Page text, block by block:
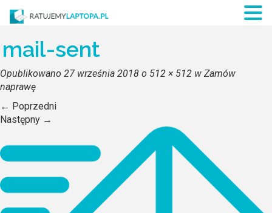
mail-sent
Opublikowano 27 września 2018 o 512 × 512 w Zamów
naprawę
← Poprzedni
Następny →